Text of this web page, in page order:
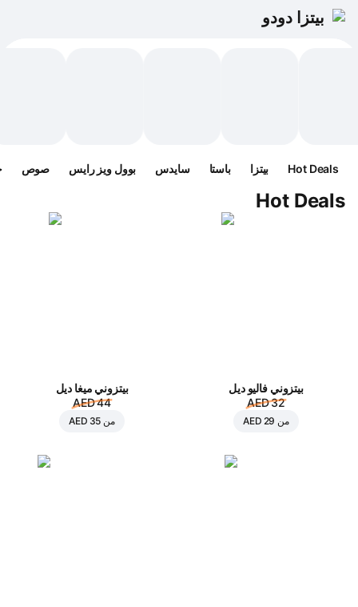
بيتزا دودو
Hot Deals بيتزا باستا سايدس بوول ويز رايس صوص
Hot Deals
بيتزوني فاليو ديل
AED 32
من AED 29
بيتزوني ميغا ديل
AED 44
من AED 35